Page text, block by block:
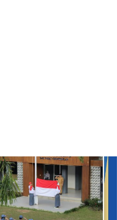
Demonstrasi
Ekstrakurikuler di